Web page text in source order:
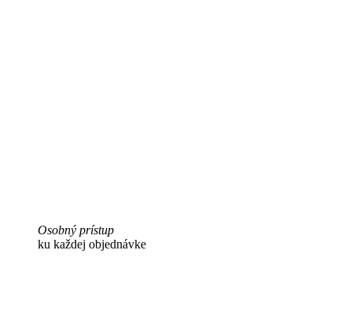
Osobný prístup
ku každej objednávke